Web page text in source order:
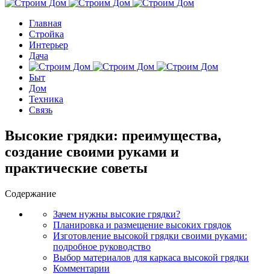
Главная
Стройка
Интерьер
Дача
Быт
Дом
Техника
Связь
Высокие грядки: преимущества,
создание своими руками и
практические советы
Содержание
Зачем нужны высокие грядки?
Планировка и размещение высоких грядок
Изготовление высокой грядки своими руками:
подробное руководство
Выбор материалов для каркаса высокой грядки
Комментарии